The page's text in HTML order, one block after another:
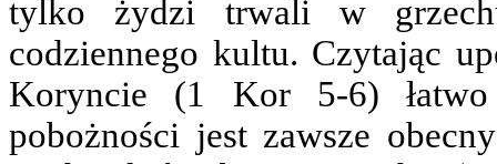
tylko żydzi trwali w
codziennego kultu. Czytając
Koryncie (1 Kor 5-6) łatwo
pobożności jest zawsze